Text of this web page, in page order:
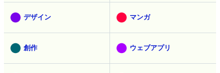
デザイン マンガ
創作 ウェブアプリ